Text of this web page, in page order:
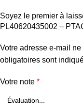
Soyez le premier à
PL40620435002 –
Votre adresse e-mail
obligatoires sont
Votre note *